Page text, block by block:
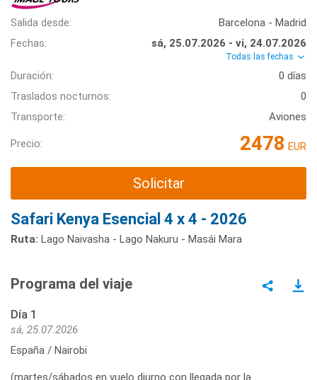
Salida desde:
Barcelona - Madrid
Fechas:
sá, 25.07.2026 - vi, 24.07.2026
Todas las fechas
Duración:
0 días
Traslados nocturnos:
0
Transporte:
Aviones
Precio: 2478 EUR
Solicitar
Safari Kenya Esencial 4 x 4 - 2026
Ruta: Lago Naivasha - Lago Nakuru - Masái Mara
Programa del viaje
Día 1
sá, 25.07.2026
España / Nairobi
(martes/sábados en vuelo diurno con llegada por la